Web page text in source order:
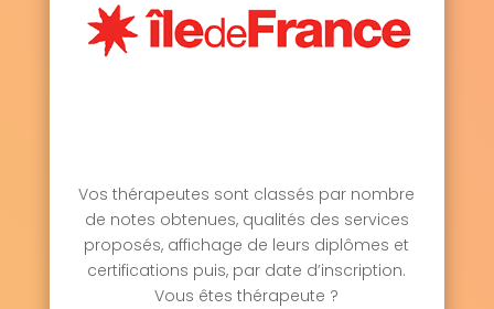
Vos thérapeutes sont classés par nombre
de notes obtenues, qualités des services
proposés, affichage de leurs diplômes et
certifications puis, par date d’inscription.
Vous êtes thérapeute ?